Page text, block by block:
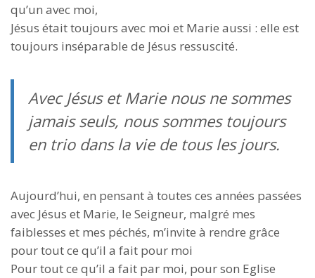
qu’un avec moi,
Jésus était toujours avec moi et Marie aussi : elle est
toujours inséparable de Jésus ressuscité.
Avec Jésus et Marie nous ne sommes
jamais seuls, nous sommes toujours
en trio dans la vie de tous les jours.
Aujourd’hui, en pensant à toutes ces années passées
avec Jésus et Marie, le Seigneur, malgré mes
faiblesses et mes péchés, m’invite à rendre grâce
pour tout ce qu’il a fait pour moi
Pour tout ce qu’il a fait par moi, pour son Eglise